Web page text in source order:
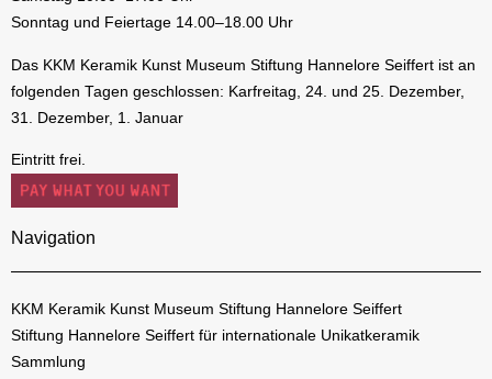
Sonntag und Feiertage 14.00–18.00 Uhr
Das KKM Keramik Kunst Museum Stiftung Hannelore Seiffert ist an
folgenden Tagen geschlossen: Karfreitag, 24. und 25. Dezember,
31. Dezember, 1. Januar
Eintritt frei.
Navigation
KKM Keramik Kunst Museum Stiftung Hannelore Seiffert
Stiftung Hannelore Seiffert für internationale Unikatkeramik
Sammlung